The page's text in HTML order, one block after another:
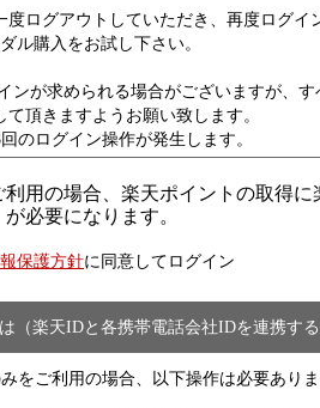
ログアウトしていただき、再度ログイ
ダル購入をお試し下さい。
ンが求められる場合がございますが、す
て頂きますようお願い致します。
のログイン操作が発生します。
用の場合、楽天ポイントの取得に
が必要になります。
保護方針に同意してログイン
（楽天IDと各携帯電話会社IDを連携する
をご利用の場合、以下操作は必要あり